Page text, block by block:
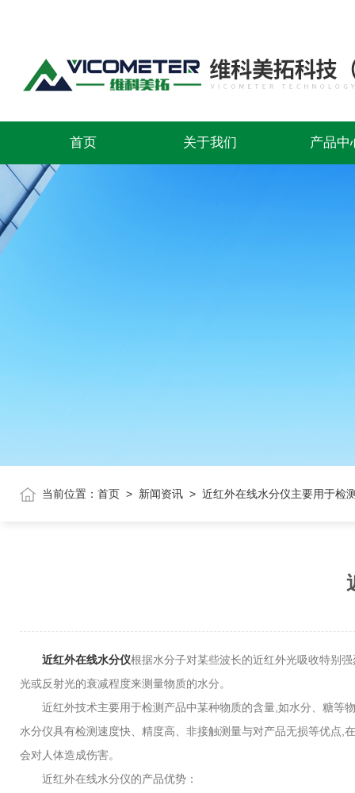
首页 关于我们 产品中
当前位置： 首页 > 新闻资讯 > 近红外在线水分仪主要用于检
近红外在线水分仪根据水分子对某些波长的近红外光吸收特别
光或反射光的衰减程度来测量物质的水分。
近红外技术主要用于检测产品中某种物质的含量,如水分、糖等物
水分仪具有检测速度快、精度高、非接触测量与对产品无损等优点
会对人体造成伤害。
近红外在线水分仪的产品优势：